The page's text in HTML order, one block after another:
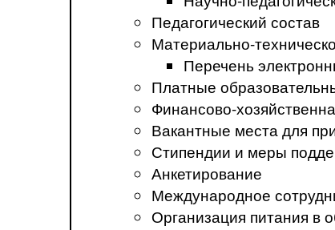
Педагогический состав
Материально-
Перечень
Платные
Финансово-
Вакантные места для
Стипендии и меры
Анкетирование
Международное
Организация питания в